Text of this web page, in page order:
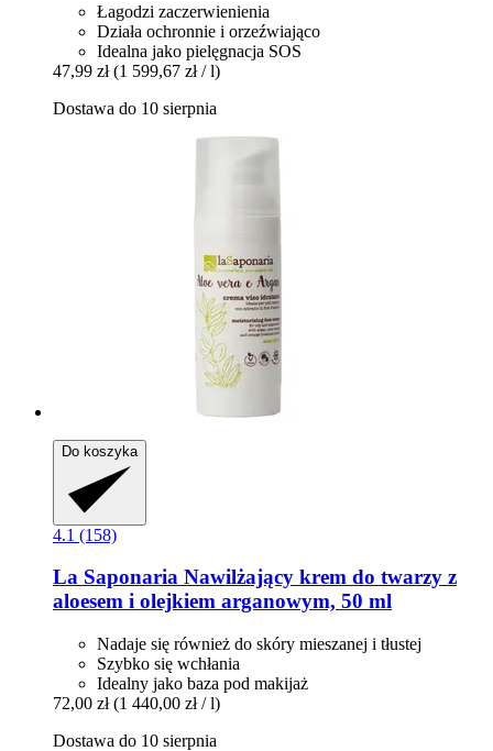
Łagodzi zaczerwienienia
Działa ochronnie i orzeźwiająco
Idealna jako pielęgnacja SOS
47,99 zł (1 599,67 zł / l)
Dostawa do 10 sierpnia
Do koszyka
4.1 (158)
La Saponaria Nawilżający krem ​​do twarzy z
aloesem i olejkiem arganowym, 50 ml
Nadaje się również do skóry mieszanej i tłustej
Szybko się wchłania
Idealny jako baza pod makijaż
72,00 zł (1 440,00 zł / l)
Dostawa do 10 sierpnia